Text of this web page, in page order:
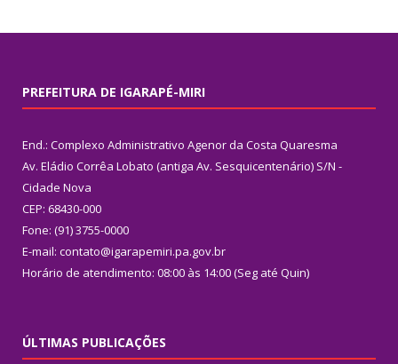
PREFEITURA DE IGARAPÉ-MIRI
End.: Complexo Administrativo Agenor da Costa Quaresma
Av. Eládio Corrêa Lobato (antiga Av. Sesquicentenário) S/N -
Cidade Nova
CEP: 68430-000
Fone: (91) 3755-0000
E-mail: contato@igarapemiri.pa.gov.br
Horário de atendimento: 08:00 às 14:00 (Seg até Quin)
ÚLTIMAS PUBLICAÇÕES